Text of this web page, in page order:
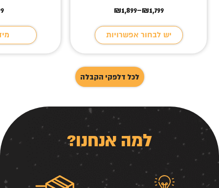
₪1,799
–
₪1,899
טווח
עד
יש לבחור אפשרויות
לכל דלפקי הקבלה
למה אנחנו?